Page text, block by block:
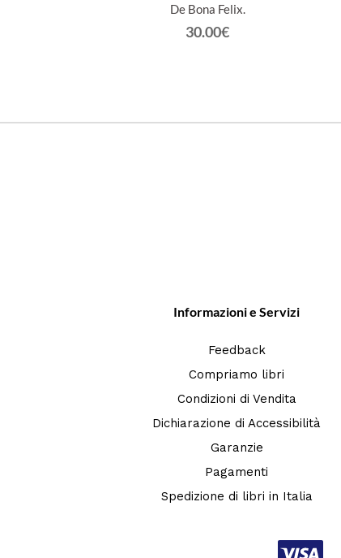
De Bona Felix.
30.00€
Informazioni e Servizi
Feedback
Compriamo libri
Condizioni di Vendita
Dichiarazione di Accessibilità
Garanzie
Pagamenti
Spedizione di libri in Italia